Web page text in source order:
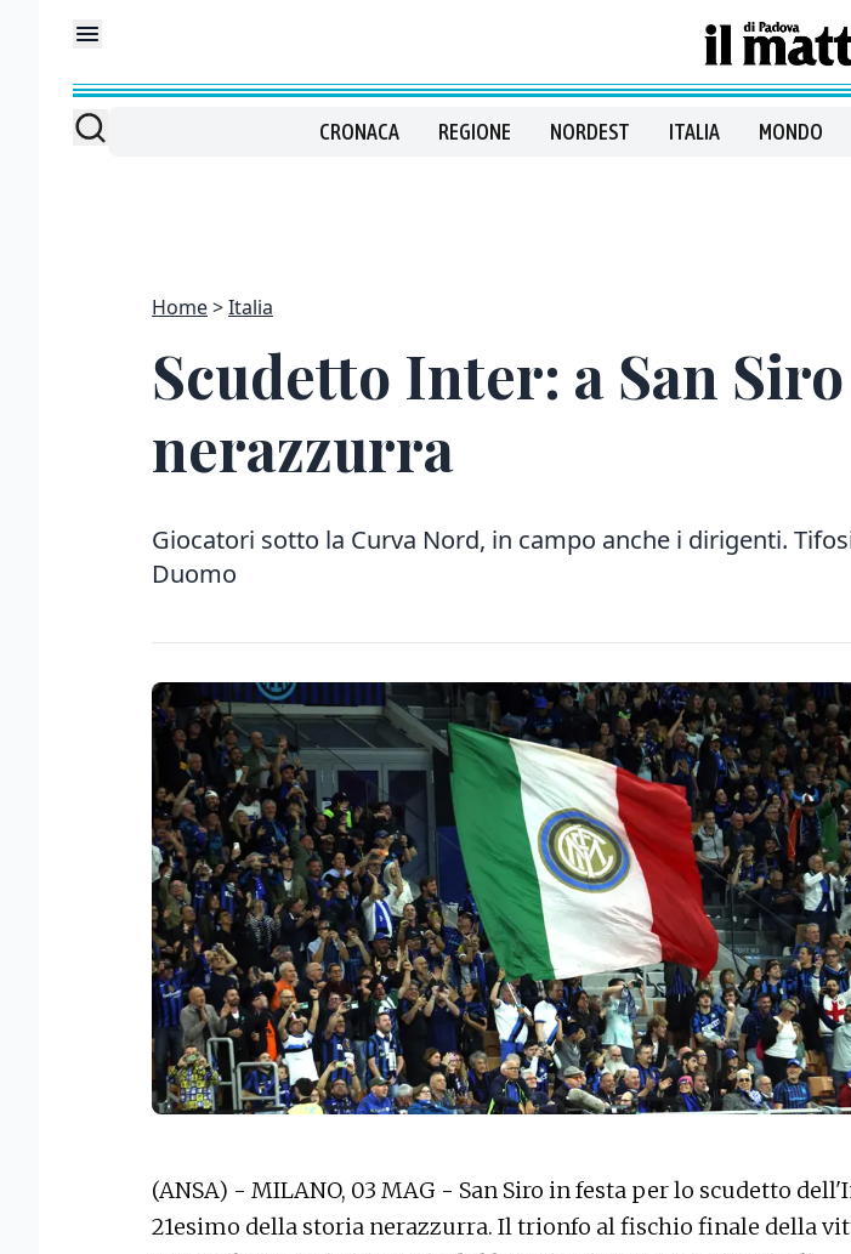
CRONACA REGIONE NORDEST ITALIA MONDO
Home Italia
Scudetto Inter: a San
nerazzurra
Giocatori sotto la Curva Nord, in campo anche i dirigenti.
Duomo
(ANSA) - MILANO, 03 MAG - San Siro in festa per lo scudetto
21esimo della storia nerazzurra. Il trionfo al fischio finale della